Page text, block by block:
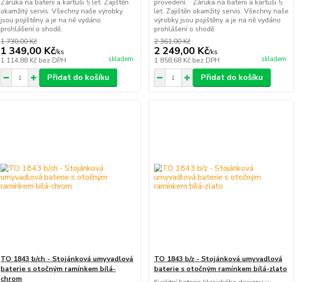
Záruka na baterii a kartuši 5 let. Zajištěn
okamžitý servis. Všechny naše výrobky
jsou pojištěny a je na ně vydáno
prohlášení o shodě.
1 730,00 Kč
1 349,00 Kč/ks
1 114,88 Kč bez DPH skladem
Přidat do košíku
provedení. Záruka na baterii a kartuši 5
let. Zajištěn okamžitý servis. Všechny naše
výrobky jsou pojištěny a je na ně vydáno
prohlášení o shodě.
2 361,00 Kč
2 249,00 Kč/ks
1 858,68 Kč bez DPH skladem
Přidat do košíku
TO 1843 b/ch - Stojánková umyvadlová
baterie s otočným ramínkem bílá-
chrom
TO 1843 b/z - Stojánková umyvadlová
baterie s otočným ramínkem bílá-zlato